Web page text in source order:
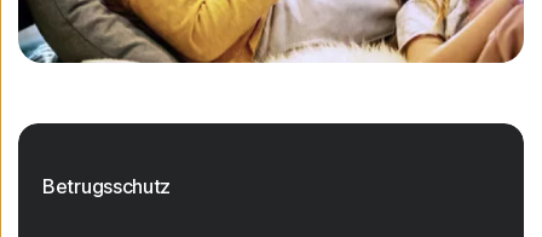
Betrugsschutz